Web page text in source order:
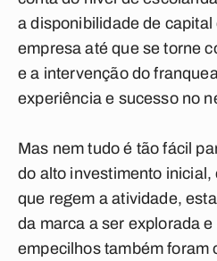
a disponibilidade de
empresa até que se torne
e a intervenção do
experiência e sucesso no
Mas nem tudo é tão fácil
do alto investimento
que regem a atividade,
da marca a ser explorada
empecilhos também foram